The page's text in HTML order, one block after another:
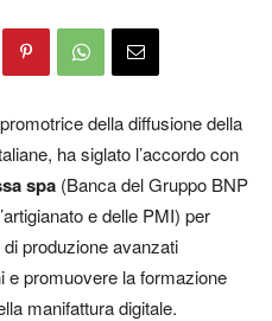
della diffusione della
ha siglato l’accordo con
spa (Banca del Gruppo BNP
e delle PMI) per
produzione avanzati
e promuovere la formazione
manifattura digitale.